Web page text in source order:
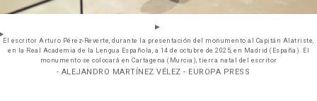
El escritor Arturo Pérez-Reverte, durante la presentación del monumento al Capitán Alatriste,
en la Real Academia de la Lengua Española, a 14 de octubre de 2025, en Madrid (España). El
monumento se colocará en Cartagena (Murcia), tierra natal del escritor
- ALEJANDRO MARTÍNEZ VÉLEZ - EUROPA PRESS